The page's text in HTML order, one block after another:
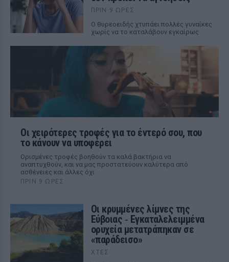
ΠΡΙΝ 9 ΏΡΕΣ
Ο θυρεοειδής χτυπάει πολλές γυναίκες
χωρίς να το καταλάβουν εγκαίρως
Οι χειρότερες τροφές για το έντερό σου, που
το κάνουν να υποφέρει
Ορισμένες τροφές βοηθούν τα καλά βακτήρια να
αναπτυχθούν, και να μας προστατεύουν καλύτερα από
ασθένειες και άλλες όχι
ΠΡΙΝ 9 ΏΡΕΣ
Οι κρυμμένες λίμνες της
Εύβοιας ‑ Εγκαταλελειμμένα
ορυχεία μετατράπηκαν σε
«παράδεισο»
ΧΤΕΣ